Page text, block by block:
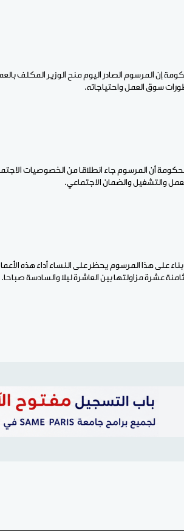
إن المرسوم الصادر اليوم منح الوزير المكلف
سوق العمل واحتياجاته.
أن المرسوم جاء انطلاقا من الخصوصيات
والتشغيل والضمان الاجتماعي.
على هذا المرسوم يحظر على النساء أداء هذه
عشرة مزاولتها بين العاشرة ليلا والسادسة صباحا.